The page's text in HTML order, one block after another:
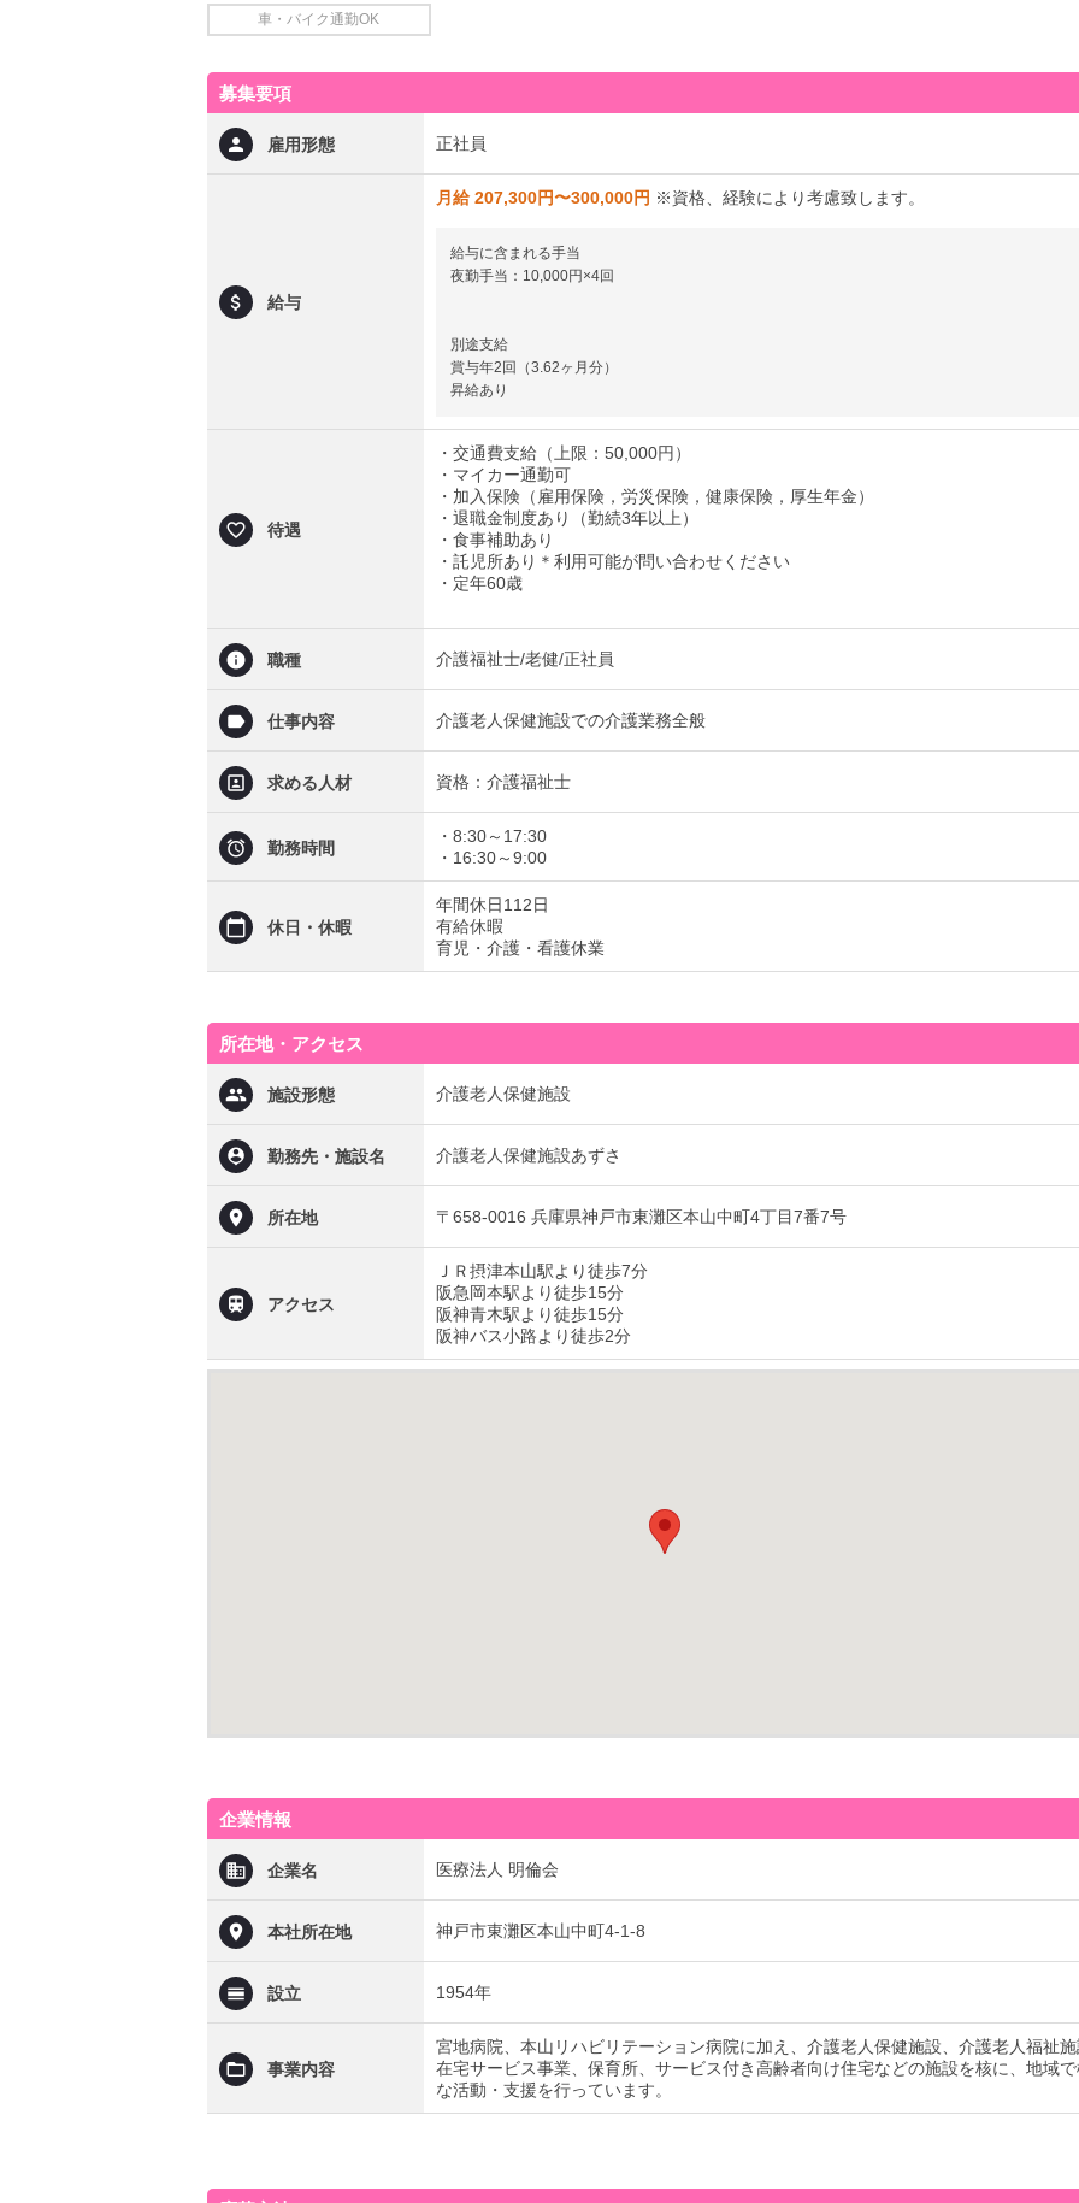
車・バイク通勤OK
募集要項
雇用形態 正社員
給与
月給 207,300円〜300,000円 ※資格、経験により考慮致します。
給与に含まれる手当
夜勤手当：10,000円×4回
別途支給
賞与年2回（3.62ヶ月分）
昇給あり
待遇
・交通費支給（上限：50,000円）
・マイカー通勤可
・加入保険（雇用保険，労災保険，健康保険，厚生年金）
・退職金制度あり（勤続3年以上）
・食事補助あり
・託児所あり＊利用可能が問い合わせください
・定年60歳
職種 介護福祉士/老健/正社員
仕事内容 介護老人保健施設での介護業務全般
求める人材 資格：介護福祉士
勤務時間
・8:30～17:30
・16:30～9:00
休日・休暇
年間休日112日
有給休暇
育児・介護・看護休業
所在地・アクセス
施設形態 介護老人保健施設
勤務先・施設名 介護老人保健施設あずさ
所在地 〒658-0016 兵庫県神戸市東灘区本山中町4丁目7番7号
アクセス
ＪＲ摂津本山駅より徒歩7分
阪急岡本駅より徒歩15分
阪神青木駅より徒歩15分
阪神バス小路より徒歩2分
企業情報
企業名 医療法人 明倫会
本社所在地 神戸市東灘区本山中町4-1-8
設立 1954年
事業内容
宮地病院、本山リハビリテーション病院に加え、介護老人保健施設、介護老人福祉
在宅サービス事業、保育所、サービス付き高齢者向け住宅などの施設を核に、地域
な活動・支援を行っています。